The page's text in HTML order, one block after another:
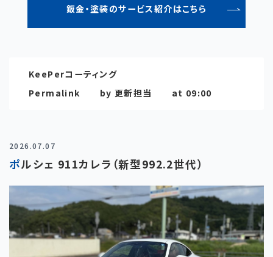
鈑金・塗装のサービス紹介はこちら
KeePerコーティング
Permalink
by 更新担当 at 09:00
2026.07.07
ポルシェ 911カレラ（新型992.2世代）